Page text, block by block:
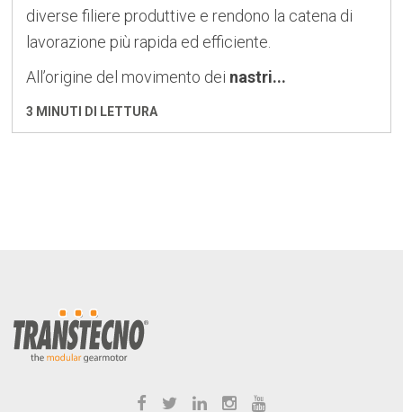
diverse filiere produttive e rendono la catena di
lavorazione più rapida ed efficiente.
All’origine del movimento dei nastri...
3 MINUTI DI LETTURA